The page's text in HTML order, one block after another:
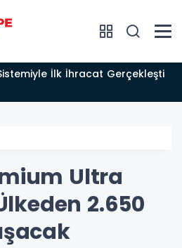
İlk İhracat Gerçekleşti
Ultra
2.650